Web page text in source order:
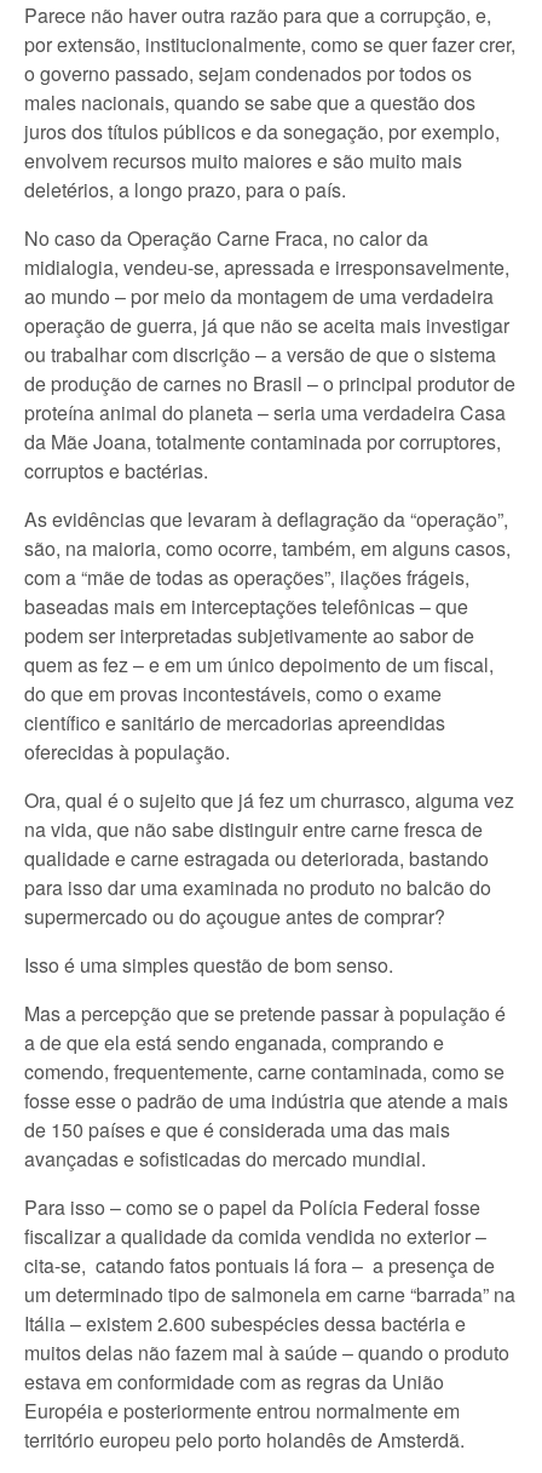
Parece não haver outra razão para que a corrupção, e,
por extensão, institucionalmente, como se quer fazer crer,
o governo passado, sejam condenados por todos os
males nacionais, quando se sabe que a questão dos
juros dos títulos públicos e da sonegação, por exemplo,
envolvem recursos muito maiores e são muito mais
deletérios, a longo prazo, para o país.
No caso da Operação Carne Fraca, no calor da
midialogia, vendeu-se, apressada e irresponsavelmente,
ao mundo – por meio da montagem de uma verdadeira
operação de guerra, já que não se aceita mais investigar
ou trabalhar com discrição – a versão de que o sistema
de produção de carnes no Brasil – o principal produtor de
proteína animal do planeta – seria uma verdadeira Casa
da Mãe Joana, totalmente contaminada por corruptores,
corruptos e bactérias.
As evidências que levaram à deflagração da “operação”,
são, na maioria, como ocorre, também, em alguns casos,
com a “mãe de todas as operações”, ilações frágeis,
baseadas mais em interceptações telefônicas – que
podem ser interpretadas subjetivamente ao sabor de
quem as fez – e em um único depoimento de um fiscal,
do que em provas incontestáveis, como o exame
científico e sanitário de mercadorias apreendidas
oferecidas à população.
Ora, qual é o sujeito que já fez um churrasco, alguma vez
na vida, que não sabe distinguir entre carne fresca de
qualidade e carne estragada ou deteriorada, bastando
para isso dar uma examinada no produto no balcão do
supermercado ou do açougue antes de comprar?
Isso é uma simples questão de bom senso.
Mas a percepção que se pretende passar à população é
a de que ela está sendo enganada, comprando e
comendo, frequentemente, carne contaminada, como se
fosse esse o padrão de uma indústria que atende a mais
de 150 países e que é considerada uma das mais
avançadas e sofisticadas do mercado mundial.
Para isso – como se o papel da Polícia Federal fosse
fiscalizar a qualidade da comida vendida no exterior –
cita-se, catando fatos pontuais lá fora – a presença de
um determinado tipo de salmonela em carne “barrada” na
Itália – existem 2.600 subespécies dessa bactéria e
muitos delas não fazem mal à saúde – quando o produto
estava em conformidade com as regras da União
Européia e posteriormente entrou normalmente em
território europeu pelo porto holandês de Amsterdã.